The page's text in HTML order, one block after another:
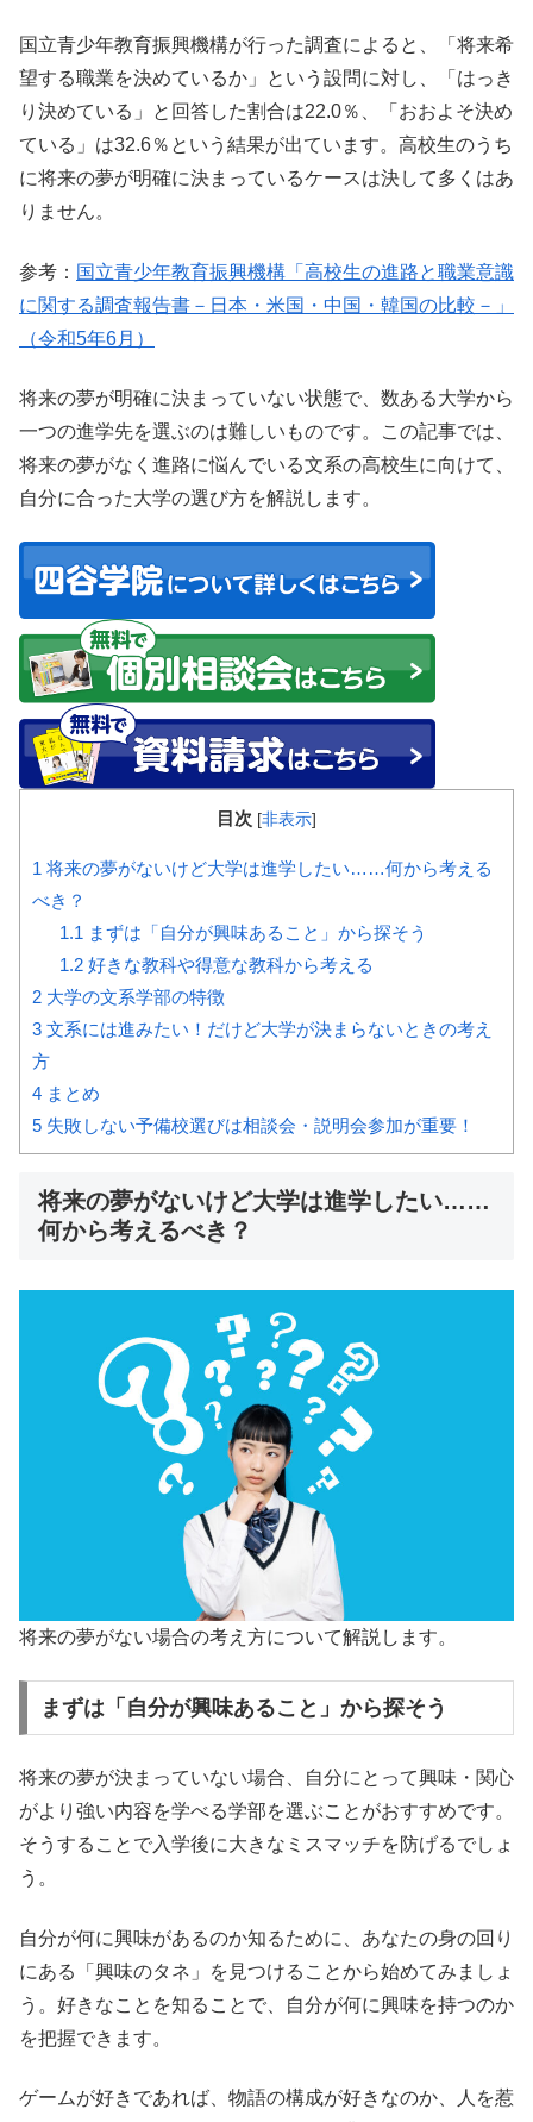
国立青少年教育振興機構が行った調査によると、「将来希
望する職業を決めているか」という設問に対し、「はっき
り決めている」と回答した割合は22.0％、「おおよそ決め
ている」は32.6％という結果が出ています。高校生のうち
に将来の夢が明確に決まっているケースは決して多くはあ
りません。
参考： 国立青少年教育振興機構「高校生の進路と職業意識
に関する調査報告書－日本・米国・中国・韓国の比較－」
（令和5年6月）
将来の夢が明確に決まっていない状態で、数ある大学から
一つの進学先を選ぶのは難しいものです。この記事では、
将来の夢がなく進路に悩んでいる文系の高校生に向けて、
自分に合った大学の選び方を解説します。
目次 [非表示]
1 将来の夢がないけど大学は進学したい……何から考える
べき？
1.1 まずは「自分が興味あること」から探そう
1.2好きな教科や得意な教科から考える
2 大学の文系学部の特徴
3 文系には進みたい！だけど大学が決まらないときの考え
方
4 まとめ
5 失敗しない予備校選びは相談会・説明会参加が重要！
将来の夢がないけど大学は進学したい……
何から考えるべき？
将来の夢がない場合の考え方について解説します。
まずは「自分が興味あること」から探そう
将来の夢が決まっていない場合、自分にとって興味・関心
がより強い内容を学べる学部を選ぶことがおすすめです。
そうすることで入学後に大きなミスマッチを防げるでしょ
う。
自分が何に興味があるのか知るために、あなたの身の回り
にある「興味のタネ」を見つけることから始めてみましょ
う。好きなことを知ることで、自分が何に興味を持つのか
を把握できます。
ゲームが好きであれば、物語の構成が好きなのか、人を惹